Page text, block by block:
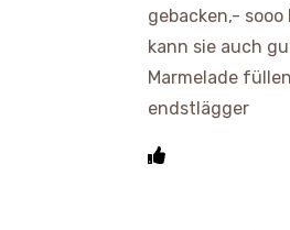
gebacken,-
kann sie auch
Marmelade
endstlägger